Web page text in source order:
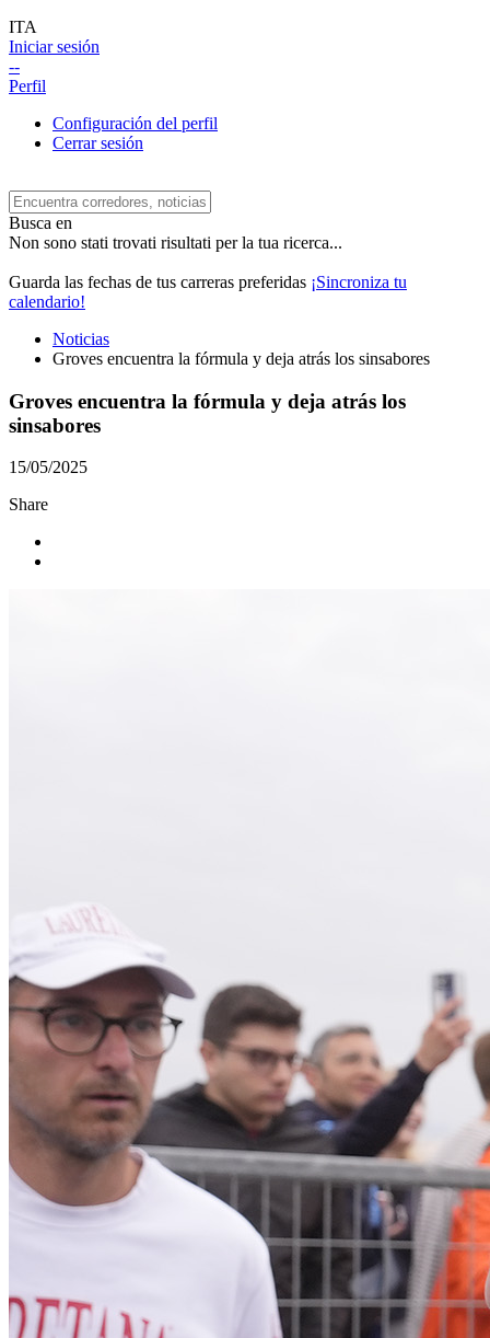
ITA
Iniciar sesión
--
Perfil
Configuración del perfil
Cerrar sesión
Busca en
Non sono stati trovati risultati per la tua ricerca...
Guarda las fechas de tus carreras preferidas ¡Sincroniza tu
calendario!
Noticias
Groves encuentra la fórmula y deja atrás los sinsabores
Groves encuentra la fórmula y deja atrás los
sinsabores
15/05/2025
Share